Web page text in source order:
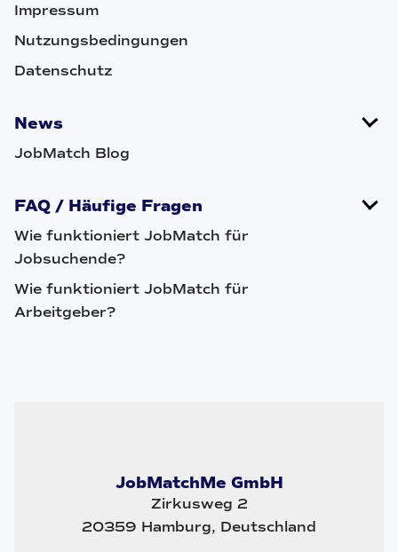
Impressum
Nutzungsbedingungen
Datenschutz
News
JobMatch Blog
FAQ / Häufige Fragen
Wie funktioniert JobMatch für
Jobsuchende?
Wie funktioniert JobMatch für
Arbeitgeber?
JobMatchMe GmbH
Zirkusweg 2
20359 Hamburg, Deutschland